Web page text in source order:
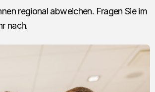
regional abweichen. Fragen Sie im
nach.